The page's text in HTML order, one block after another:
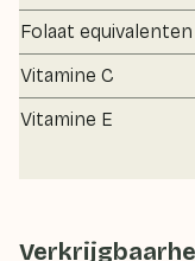
Folaat equivalenten
Vitamine C
Vitamine E